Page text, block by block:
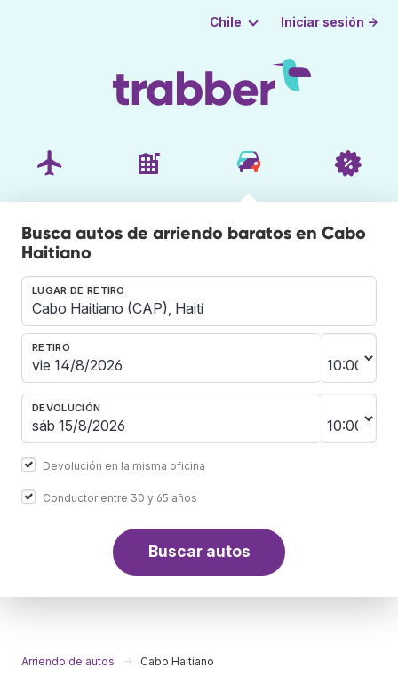
Chile Iniciar sesión →
Busca autos de arriendo baratos en Cabo
Haitiano
LUGAR DE RETIRO
RETIRO
DEVOLUCIÓN
Devolución en la misma oficina
Conductor entre 30 y 65 años
Buscar autos
Arriendo de autos Cabo Haitiano